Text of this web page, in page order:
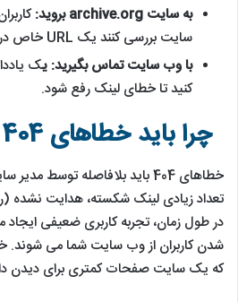
به سایت archive.org بروید:
سایت بررسی کنند یک URL خاص در گذشته چگونه بوده است.
با وب سایت تماس بگیرید: یک
کنید تا خطای لینک رفع شود.
چرا باید خطاهای 404 را برطرف کرد؟
خطاهای 404 باید بلافاصله توسط
تعداد زیادی لینک شکسته، هدایت نشده
در طول زمان، تجربه کاربری ضعیفی ایجاد
که یک سایت صفحات کمتری برای دیدن